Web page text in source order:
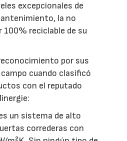
excepcionales de
la no
reciclable de su
por sus
cuando clasificó
con el reputado
un sistema de alto
correderas con